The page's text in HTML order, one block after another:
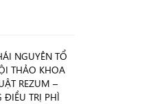
NGUYÊN TỔ
THẢO KHOA
REZUM –
ĐIỀU TRỊ PHÌ